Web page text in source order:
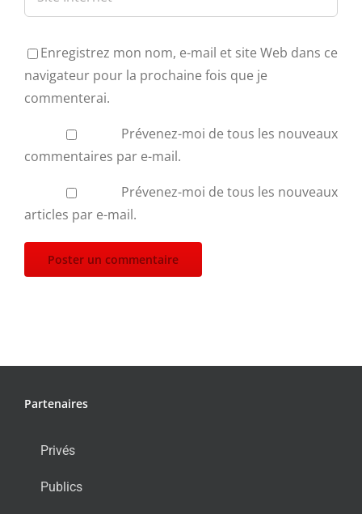
Enregistrez mon nom, e-mail et site Web dans ce
navigateur pour la prochaine fois que je
commenterai.
Prévenez-moi de tous les nouveaux
commentaires par e-mail.
Prévenez-moi de tous les nouveaux
articles par e-mail.
Partenaires
Privés
Publics